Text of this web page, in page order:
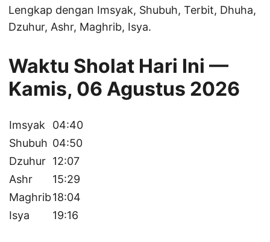
Lengkap dengan Imsyak, Shubuh, Terbit, Dhuha,
Dzuhur, Ashr, Maghrib, Isya.
Waktu Sholat Hari Ini —
Kamis, 06 Agustus 2026
Imsyak
04:40
Shubuh 04:50
Dzuhur 12:07
Ashr
15:29
Maghrib18:04
Isya
19:16